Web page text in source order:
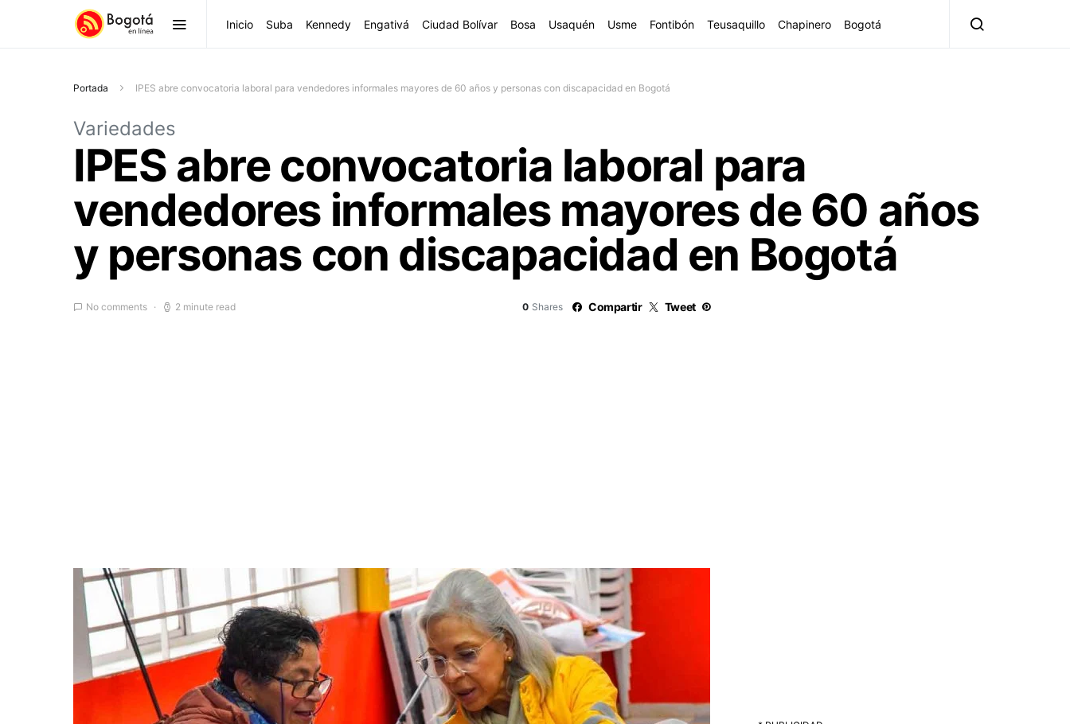
Inicio Suba Kennedy Engativá Ciudad Bolívar Bosa Usaquén Usme Fontibón Teusaquillo Chapinero Bogotá
Portada IPES abre convocatoria laboral para vendedores informales mayores de 60 años y personas con discapacidad en Bogotá
Variedades
IPES abre convocatoria laboral para
vendedores informales mayores de 60 años
y personas con discapacidad en Bogotá
No comments 2 minute read 0 Shares Compartir Tweet